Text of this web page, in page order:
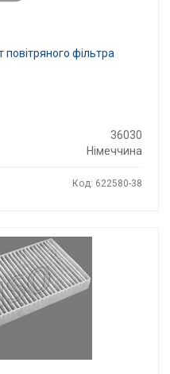
фільтра
36030
Німеччина
Код: 622580-38